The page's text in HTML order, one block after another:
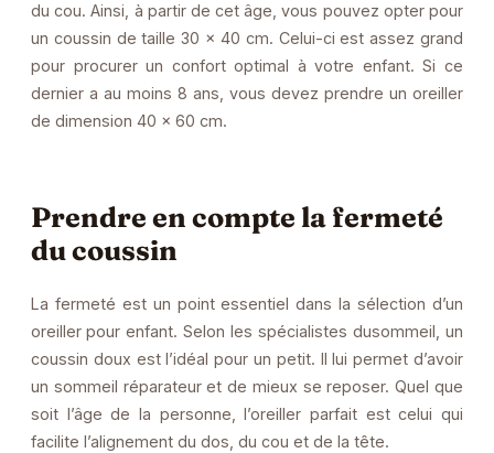
du cou. Ainsi, à partir de cet âge, vous pouvez opter pour
un coussin de taille 30 x 40 cm. Celui-ci est assez grand
pour procurer un confort optimal à votre enfant. Si ce
dernier a au moins 8 ans, vous devez prendre un oreiller
de dimension 40 x 60 cm.
Prendre en compte la fermeté
du coussin
La fermeté est un point essentiel dans la sélection d’un
oreiller pour enfant. Selon les spécialistes dusommeil, un
coussin doux est l’idéal pour un petit. Il lui permet d’avoir
un sommeil réparateur et de mieux se reposer. Quel que
soit l’âge de la personne, l’oreiller parfait est celui qui
facilite l’alignement du dos, du cou et de la tête.